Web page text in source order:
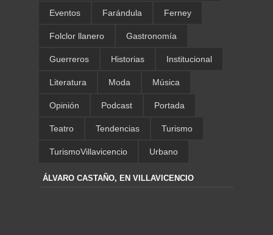
Eventos Farándula Ferney
Folclor llanero Gastronomía
Guerreros Historias Institucional
Literatura Moda Música
Opinión Podcast Portada
Teatro Tendencias Turismo
TurismoVillavicencio Urbano
ÁLVARO CASTAÑO, EN VILLAVICENCIO